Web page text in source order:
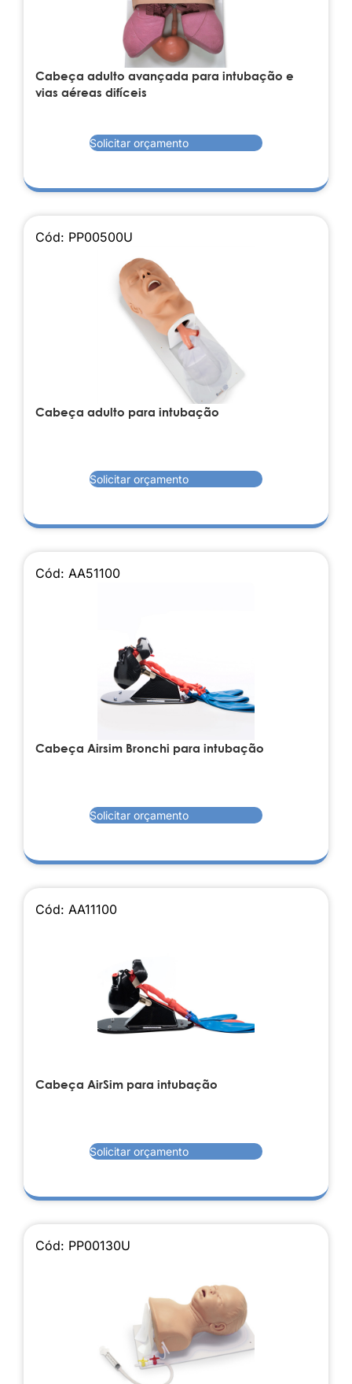
Cabeça adulto avançada para intubação e
vias aéreas difíceis
Solicitar orçamento
Cód: PP00500U
Cabeça adulto para intubação
Solicitar orçamento
Cód: AA51100
Cabeça Airsim Bronchi para intubação
Solicitar orçamento
Cód: AA11100
Cabeça AirSim para intubação
Solicitar orçamento
Cód: PP00130U